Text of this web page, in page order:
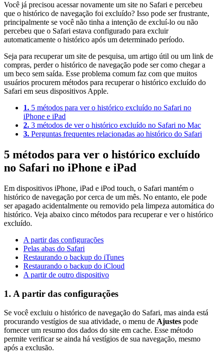
Você já precisou acessar novamente um site no Safari e percebeu
que o histórico de navegação foi excluído? Isso pode ser frustrante,
principalmente se você não tinha a intenção de excluí-lo ou não
percebeu que o Safari estava configurado para excluir
automaticamente o histórico após um determinado período.
Seja para recuperar um site de pesquisa, um artigo útil ou um link de
compras, perder o histórico de navegação pode ser como chegar a
um beco sem saída. Esse problema comum faz com que muitos
usuários procurem métodos para recuperar o histórico excluído do
Safari em seus dispositivos Apple.
1. 5 métodos para ver o histórico excluído no Safari no
iPhone e iPad
2. 3 métodos de ver o histórico excluído no Safari no Mac
3. Perguntas frequentes relacionadas ao histórico do Safari
5 métodos para ver o histórico excluído
no Safari no iPhone e iPad
Em dispositivos iPhone, iPad e iPod touch, o Safari mantém o
histórico de navegação por cerca de um mês. No entanto, ele pode
ser apagado acidentalmente ou removido pela limpeza automática do
histórico. Veja abaixo cinco métodos para recuperar e ver o histórico
excluído.
A partir das configurações
Pelas abas do Safari
Restaurando o backup do iTunes
Restaurando o backup do iCloud
A partir de outro dispositivo
1. A partir das configurações
Se você excluiu o histórico de navegação do Safari, mas ainda está
procurando vestígios de sua atividade, o menu de Ajustes pode
fornecer um resumo dos dados do site em cache. Esse método
permite verificar se ainda há vestígios de sua navegação, mesmo
após a exclusão.